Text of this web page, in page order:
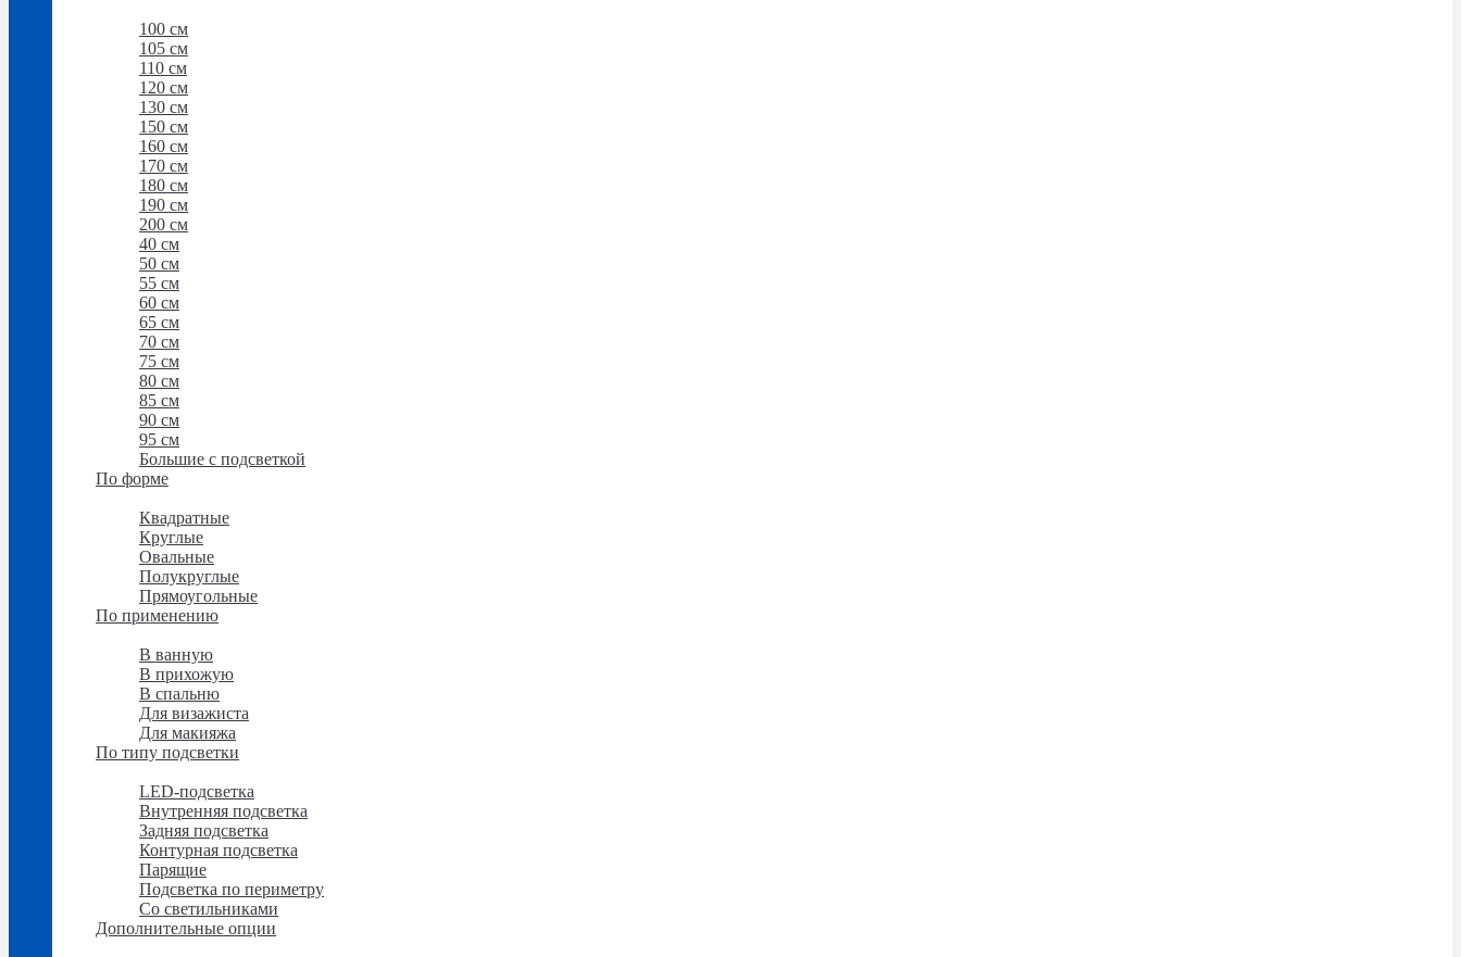
100 см
105 см
110 см
120 см
130 см
150 см
160 см
170 см
180 см
190 см
200 см
40 см
50 см
55 см
60 см
65 см
70 см
75 см
80 см
85 см
90 см
95 см
Большие с подсветкой
По форме
Квадратные
Круглые
Овальные
Полукруглые
Прямоугольные
По применению
В ванную
В прихожую
В спальню
Для визажиста
Для макияжа
По типу подсветки
LED-подсветка
Внутренняя подсветка
Задняя подсветка
Контурная подсветка
Парящие
Подсветка по периметру
Со светильниками
Дополнительные опции